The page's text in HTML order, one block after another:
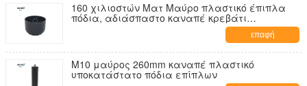
160 χιλιοστών Ματ Μαύρο πλαστικό έπιπλα
πόδια, αδιάσπαστο καναπέ κρεβάτι
επαφή
M10 μαύρος 260mm καναπέ πλαστικό
υποκατάστατο πόδια επίπλων